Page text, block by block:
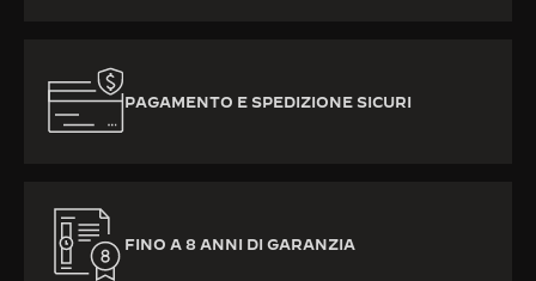
PAGAMENTO E SPEDIZIONE SICURI
FINO A 8 ANNI DI GARANZIA